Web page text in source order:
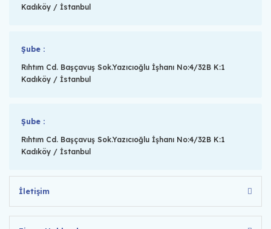
Kadıköy / İstanbul
Şube :
Rıhtım Cd. Başçavuş Sok.Yazıcıoğlu İşhanı No:4/32B K:1
Kadıköy / İstanbul
Şube :
Rıhtım Cd. Başçavuş Sok.Yazıcıoğlu İşhanı No:4/32B K:1
Kadıköy / İstanbul
İletişim